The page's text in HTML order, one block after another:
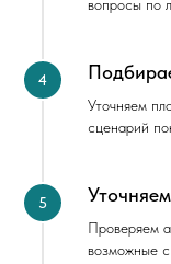
вопросы по
Уточняем
сценарий
Проверяем
возможные